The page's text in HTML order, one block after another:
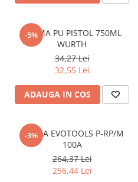
-5%
SPUMA PU PISTOL 750ML
WURTH
34,27 Lei
32,55 Lei
ADAUGA IN COS
-3%
ROABA EVOTOOLS P-RP/M
100A
264,37 Lei
256,44 Lei